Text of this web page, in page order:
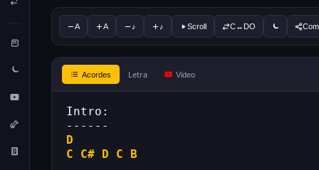
A A ♪ ♪ Scroll C↔DO
Acordes Letra Video
Intro:
------
D
C
C# D C B